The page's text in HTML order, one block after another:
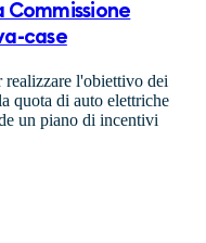
Commissione
case
realizzare l'obiettivo dei
quota di auto elettriche
un piano di incentivi